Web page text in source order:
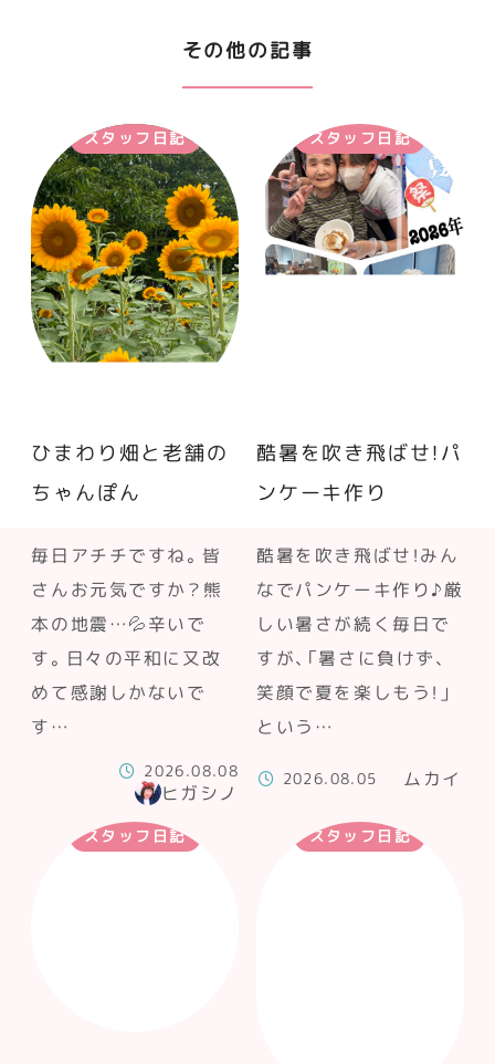
その他の記事
スタッフ日記
ひまわり畑と老舗の
ちゃんぽん
毎日アチチですね。皆
さんお元気ですか？熊
本の地震…💦辛いで
す。日々の平和に又改
めて感謝しかないで
す…
2026.08.08
ヒガシノ
スタッフ日記
酷暑を吹き飛ばせ！パ
ンケーキ作り
酷暑を吹き飛ばせ！みん
なでパンケーキ作り♪厳
しい暑さが続く毎日で
すが、「暑さに負けず、
笑顔で夏を楽しもう！」
という…
2026.08.05 ムカイ
スタッフ日記 スタッフ日記